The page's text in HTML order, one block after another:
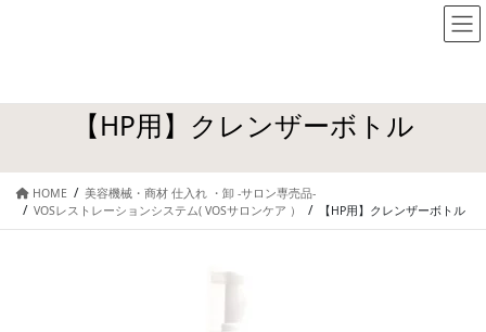
【HP用】クレンザーボトル
HOME
美容機械・商材 仕入れ ・卸 -サロン専売品-
VOSレストレーションシステム( VOSサロンケア ）
【HP用】クレンザーボトル